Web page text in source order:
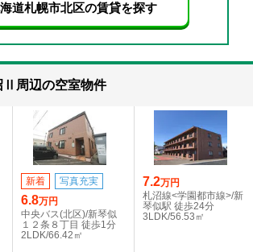
道札幌市北区の賃貸を探す
Ⅱ周辺の空室物件
新着 写真充実
6.8万円
中央バス(北区)/新琴似
１２条８丁目 徒歩1分
2LDK/66.42㎡
7.2万円
札沼線<学園都市線>/新
琴似駅 徒歩24分
3LDK/56.53㎡